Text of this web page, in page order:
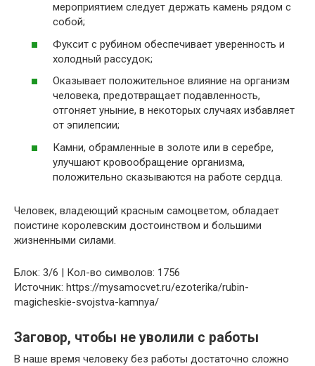
мероприятием следует держать камень рядом с
собой;
Фуксит с рубином обеспечивает уверенность и
холодный рассудок;
Оказывает положительное влияние на организм
человека, предотвращает подавленность,
отгоняет уныние, в некоторых случаях избавляет
от эпилепсии;
Камни, обрамленные в золоте или в серебре,
улучшают кровообращение организма,
положительно сказываются на работе сердца.
Человек, владеющий красным самоцветом, обладает
поистине королевским достоинством и большими
жизненными силами.
Блок: 3/6 | Кол-во символов: 1756
Источник: https://mysamocvet.ru/ezoterika/rubin-
magicheskie-svojstva-kamnya/
Заговор, чтобы не уволили с работы
В наше время человеку без работы достаточно сложно